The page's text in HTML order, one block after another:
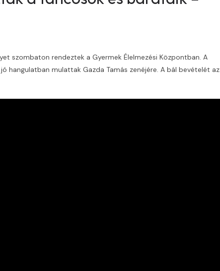
szombaton rendeztek a Gyermek Élelmezési Központban. A
hangulatban mulattak Gazda Tamás zenéjére. A bál bevételét az